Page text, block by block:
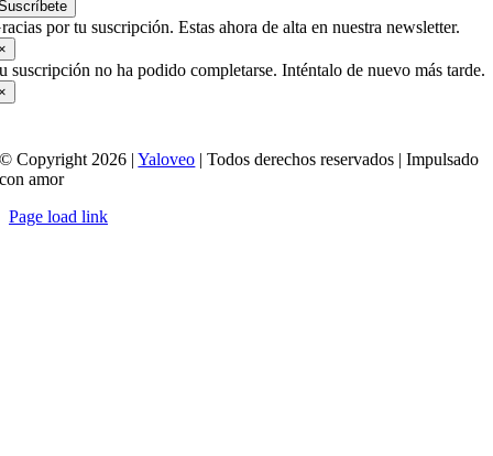
por tu suscripción. Estas ahora de alta en nuestra newsletter.
suscripción no ha podido completarse. Inténtalo de nuevo más tarde.
© Copyright 2026 |Yaloveo | Todos derechos reservados | Impulsado
con amor
Page load link